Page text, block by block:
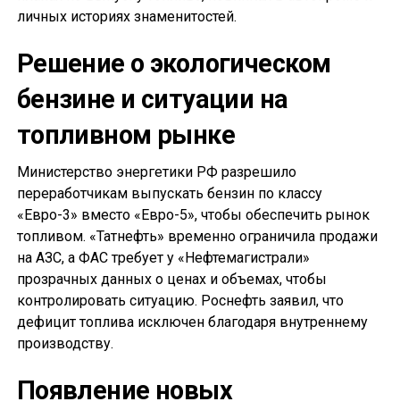
личных историях знаменитостей.
Решение о экологическом
бензине и ситуации на
топливном рынке
Министерство энергетики РФ разрешило
переработчикам выпускать бензин по классу
«Евро-3» вместо «Евро-5», чтобы обеспечить рынок
топливом. «Татнефть» временно ограничила продажи
на АЗС, а ФАС требует у «Нефтемагистрали»
прозрачных данных о ценах и объемах, чтобы
контролировать ситуацию. Роснефть заявил, что
дефицит топлива исключен благодаря внутреннему
производству.
Появление новых